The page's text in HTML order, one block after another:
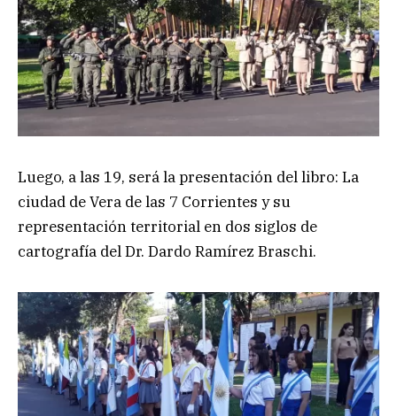
Luego, a las 19, será la presentación del libro: La
ciudad de Vera de las 7 Corrientes y su
representación territorial en dos siglos de
cartografía del Dr. Dardo Ramírez Braschi.